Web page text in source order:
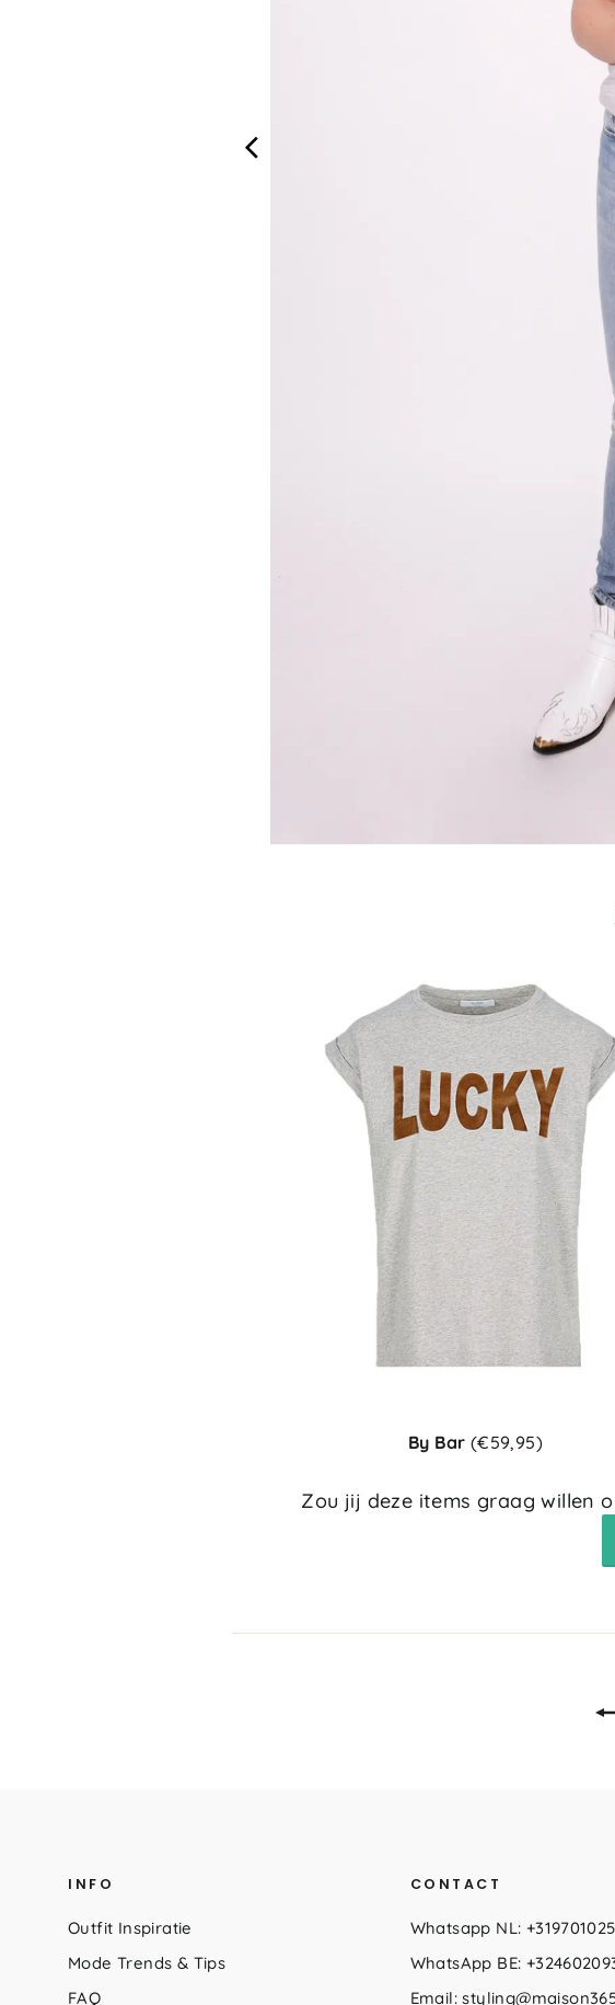
By Bar (€59,95)
Zou jij deze items graag willen
INFO
Outfit Inspiratie
Mode Trends & Tips
FAQ
CONTACT
Whatsapp NL:
WhatsApp BE:
Email: